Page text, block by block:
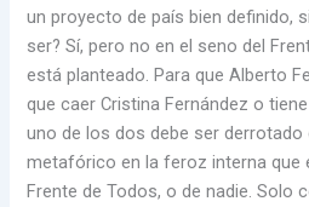
un proyecto de país bien definido,
ser? Sí, pero no en el seno del
está planteado. Para que Alberto
que caer Cristina Fernández o
uno de los dos debe ser derrotado
metafórico en la feroz interna que
Frente de Todos, o de nadie. Solo